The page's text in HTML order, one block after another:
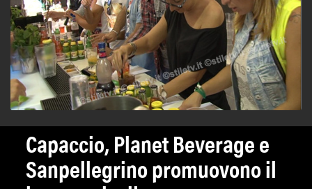
Capaccio, Planet Beverage e
Sanpellegrino promuovono il